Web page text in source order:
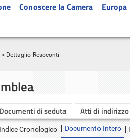
Conoscere la Camera Europa
> Dettaglio Resoconti
Documenti di seduta Atti di
Indice Cronologico Documento Intero